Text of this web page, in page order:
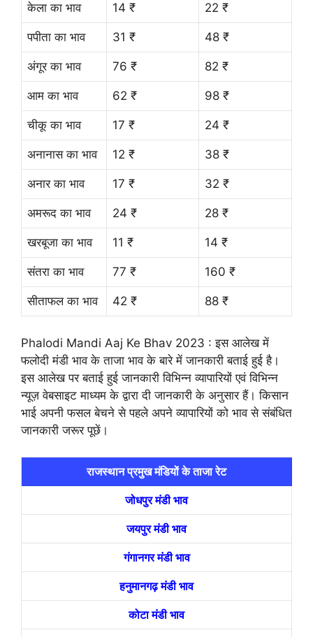
केला का भाव 14 ₹ 22 ₹
पपीता का भाव 31 ₹ 48 ₹
अंगूर का भाव 76 ₹ 82 ₹
आम का भाव 62 ₹ 98 ₹
चीकू का भाव 17 ₹ 24 ₹
अनानास का भाव 12 ₹ 38 ₹
अनार का भाव 17 ₹ 32 ₹
अमरूद का भाव 24 ₹ 28 ₹
खरबूजा का भाव 11 ₹ 14 ₹
संतरा का भाव 77 ₹ 160 ₹
सीताफल का भाव 42 ₹ 88 ₹
Phalodi Mandi Aaj Ke Bhav 2023 : इस आलेख में
फलोदी मंडी भाव के ताजा भाव के बारे में जानकारी बताई हुई है।
इस आलेख पर बताई हुई जानकारी विभिन्न व्यापारियों एवं विभिन्न
न्यूज़ वेबसाइट माध्यम के द्वारा दी जानकारी के अनुसार हैं। किसान
भाई अपनी फसल बेचने से पहले अपने व्यापारियों को भाव से संबंधित
जानकारी जरूर पूछें।
राजस्थान प्रमुख मंडियों के ताजा रेट
जोधपुर मंडी भाव
जयपुर मंडी भाव
गंगानगर मंडी भाव
हनुमानगढ़ मंडी भाव
कोटा मंडी भाव